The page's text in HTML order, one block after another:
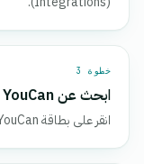
خطوة 3
ابحث عن YouCan
انقر على بطاقة YouCan في مكتبة التكامل.